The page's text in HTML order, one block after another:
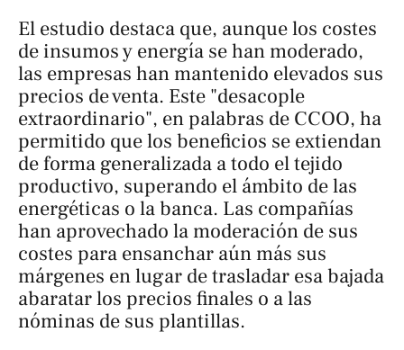
El estudio destaca que, aunque los costes
de insumos y energía se han moderado,
las empresas han mantenido elevados sus
precios de venta. Este "desacople
extraordinario", en palabras de CCOO, ha
permitido que los beneficios se extiendan
de forma generalizada a todo el tejido
productivo, superando el ámbito de las
energéticas o la banca. Las compañías
han aprovechado la moderación de sus
costes para ensanchar aún más sus
márgenes en lugar de trasladar esa bajada
abaratar los precios finales o a las
nóminas de sus plantillas.